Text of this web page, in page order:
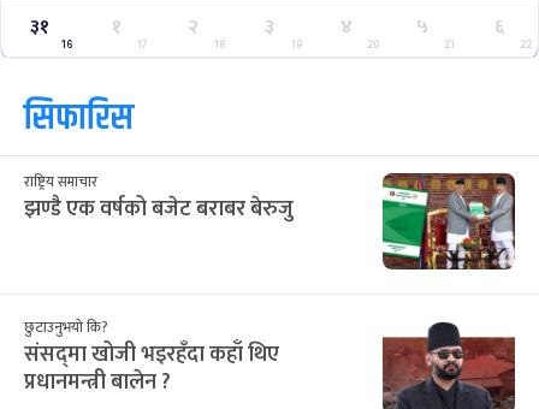
३१
16
१
17
२
18
३
19
४
20
५
21
६
22
सिफारिस
राष्ट्रिय समाचार
झण्डै एक वर्षको बजेट बराबर बेरुजु
छुटाउनुभयो कि?
संसद्‌मा खोजी भइरहँदा कहाँ थिए
प्रधानमन्त्री बालेन ?